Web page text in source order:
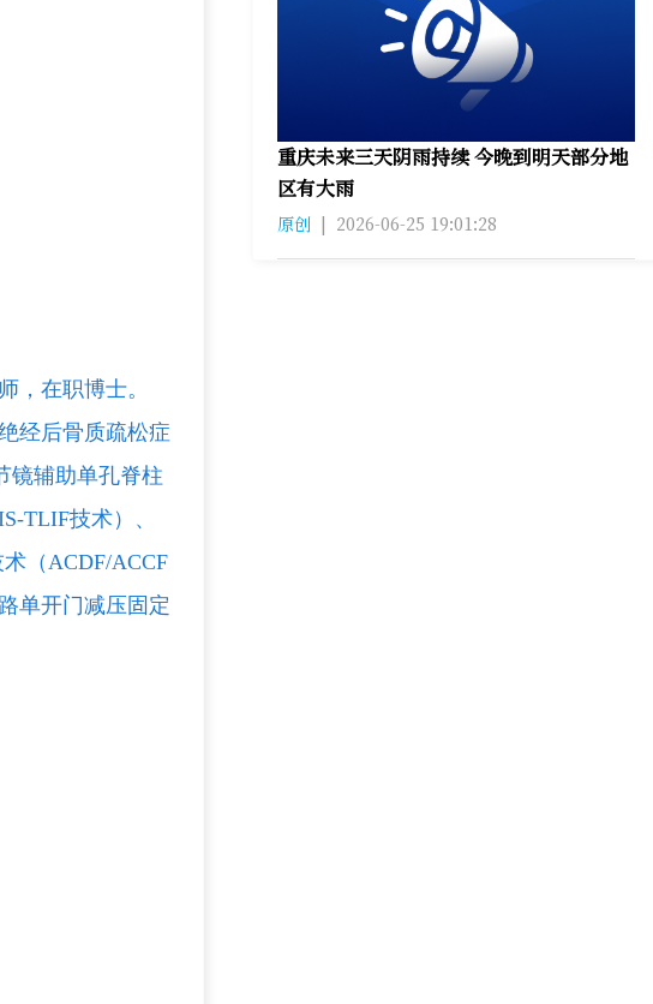
，在职博士。
经后骨质疏松症
镜辅助单孔脊柱
TLIF技术）、
（ACDF/ACCF
单开门减压固定
重庆未来三天阴雨持续 今晚到明天部分地
区有大雨
原创 | 2026-06-25 19:01:28